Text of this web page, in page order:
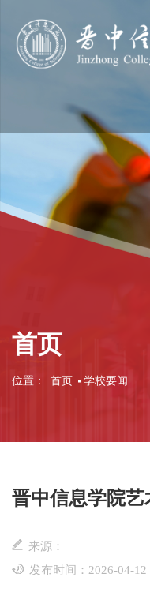
首页
位置： 首页 学校要闻
晋中信息学院艺
来源：
发布时间：2026-04-12